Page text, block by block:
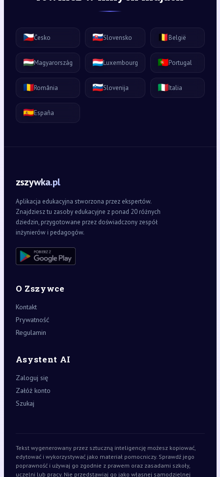
🇨🇿Česko 🇸🇰Slovensko 🇧🇪België
🇭🇺Magyarország 🇱🇺Luxembourg 🇵🇹Portugal
🇷🇴România 🇸🇮Slovenija 🇮🇹Italia
🇪🇸España
zszywka.pl
Aplikacja edukacyjna stworzona przez ekspertów.
Znajdziesz tu zasoby edukacyjne z ponad 20 różnych
dziedzin, przygotowane przez doświadczony zespół
inżynierów i pedagogów.
O Zszywce
Kontakt
Prywatność
Regulamin
Asystent AI
Zaloguj się
Załóż konto
Szukaj
Tekst wygenerowany przez sztuczną inteligencję możesz kopiować,
edytować i wykorzystywać jako materiał pomocniczy. Sprawdź jego
poprawność i używaj go zgodnie z prawem oraz zasadami szkoły,
uczelni lub pracy. Nie przedstawiaj go jako własnej samodzielnej